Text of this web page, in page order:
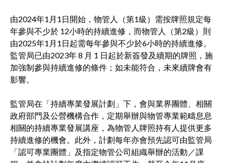
由2024年1月1日開始，物管人（第1級）需按牌照規定每
年參與不少於 12小時的持續進修，而物管人（第2級）則
由2025年1月1日起需每年參與不少於6小時的持續進修。
監管局已由2023年 8 月 1 日起於新簽發及續期的牌照，施
加強制參與持續進修的條件；如未能符合，未來續牌會有
影響。
監管局在「持續專業發展計劃」下，會與業界團體、相關
政府部門及公營機構合作，定期舉辦與物管專業範疇息息
相關的持續專業發展講座，為物管人牌照持有人提供更多
持續進修的機會。此外，計劃每年亦會預先認可由監管局
「認可專業團體」及指定物管公司組織舉辦的活動／課